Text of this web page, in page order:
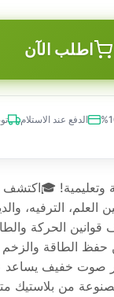
اطلب الآن
الدفع عند الاستلام
وتعليمية! 🎓اكتشف
العلم، الترفيه،
الحركة
الطاقة
خفيف يساعد
من بلاستيك